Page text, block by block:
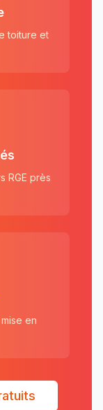
toiture et
RGE près
en